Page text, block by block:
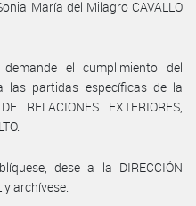
María del Milagro CAVALLO
el cumplimiento del
las partidas específicas de la
RELACIONES EXTERIORES,
dese a la DIRECCIÓN
y archívese.